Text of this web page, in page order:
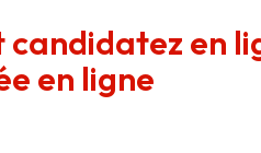
en
en ligne